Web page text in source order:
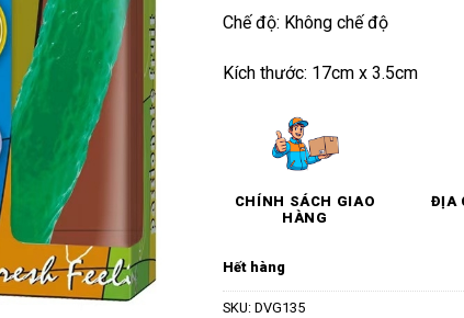
Chế độ: Không chế độ
Kích thước: 17cm x 3.5cm
CHÍNH SÁCH GIAO
HÀNG
ĐỊA
Hết hàng
SKU: DVG135